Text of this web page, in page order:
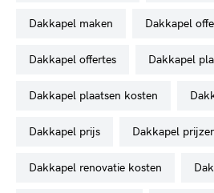
dakkapel maken dakkapel
dakkapel offertes dakkapel
dakkapel plaatsen kosten
dakkapel prijs dakkapel
dakkapel renovatie kosten